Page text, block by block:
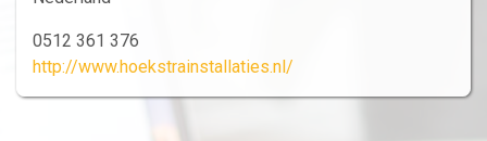
0512 361 376
http://www.hoekstrainstallaties.nl/